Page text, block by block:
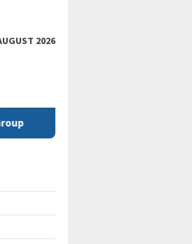
2026
Lowongan Kerja SMK Telkom